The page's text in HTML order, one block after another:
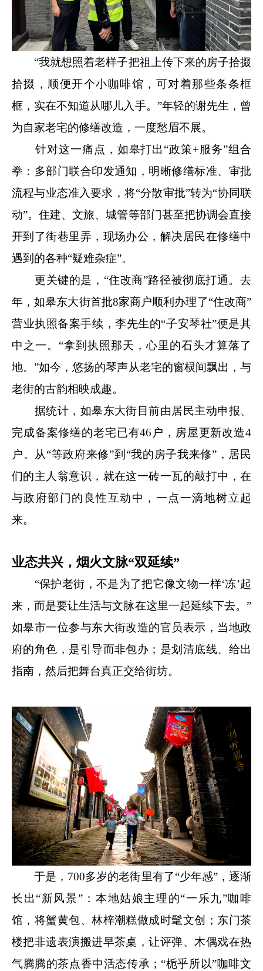
“我就想照着老样子把祖上传下来的房子拾掇
拾掇，顺便开个小咖啡馆，可对着那些条条框
框，实在不知道从哪儿入手。”年轻的谢先生，曾
为自家老宅的修缮改造，一度愁眉不展。
针对这一痛点，如皋打出“政策+服务”组合
拳：多部门联合印发通知，明晰修缮标准、审批
流程与业态准入要求，将“分散审批”转为“协同联
动”。住建、文旅、城管等部门甚至把协调会直接
开到了街巷里弄，现场办公，解决居民在修缮中
遇到的各种“疑难杂症”。
更关键的是，“住改商”路径被彻底打通。去
年，如皋东大街首批8家商户顺利办理了“住改商”
营业执照备案手续，李先生的“子安琴社”便是其
中之一。“拿到执照那天，心里的石头才算落了
地。”如今，悠扬的琴声从老宅的窗棂间飘出，与
老街的古韵相映成趣。
据统计，如皋东大街目前由居民主动申报、
完成备案修缮的老宅已有46户，房屋更新改造4
户。从“等政府来修”到“我的房子我来修”，居民
们的主人翁意识，就在这一砖一瓦的敲打中，在
与政府部门的良性互动中，一点一滴地树立起
来。
业态共兴，烟火文脉“双延续”
“保护老街，不是为了把它像文物一样‘冻’起
来，而是要让生活与文脉在这里一起延续下去。”
如皋市一位参与东大街改造的官员表示，当地政
府的角色，是引导而非包办；是划清底线、给出
指南，然后把舞台真正交给街坊。
于是，700多岁的老街里有了“少年感”，逐渐
长出“新风景”：本地姑娘主理的“一乐九”咖啡
馆，将蟹黄包、林梓潮糕做成时髦文创；东门茶
楼把非遗表演搬进早茶桌，让评弹、木偶戏在热
气腾腾的茶点香中活态传承；“栀乎所以”咖啡文